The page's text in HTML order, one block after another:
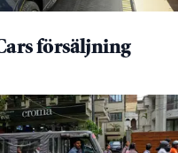
försäljning